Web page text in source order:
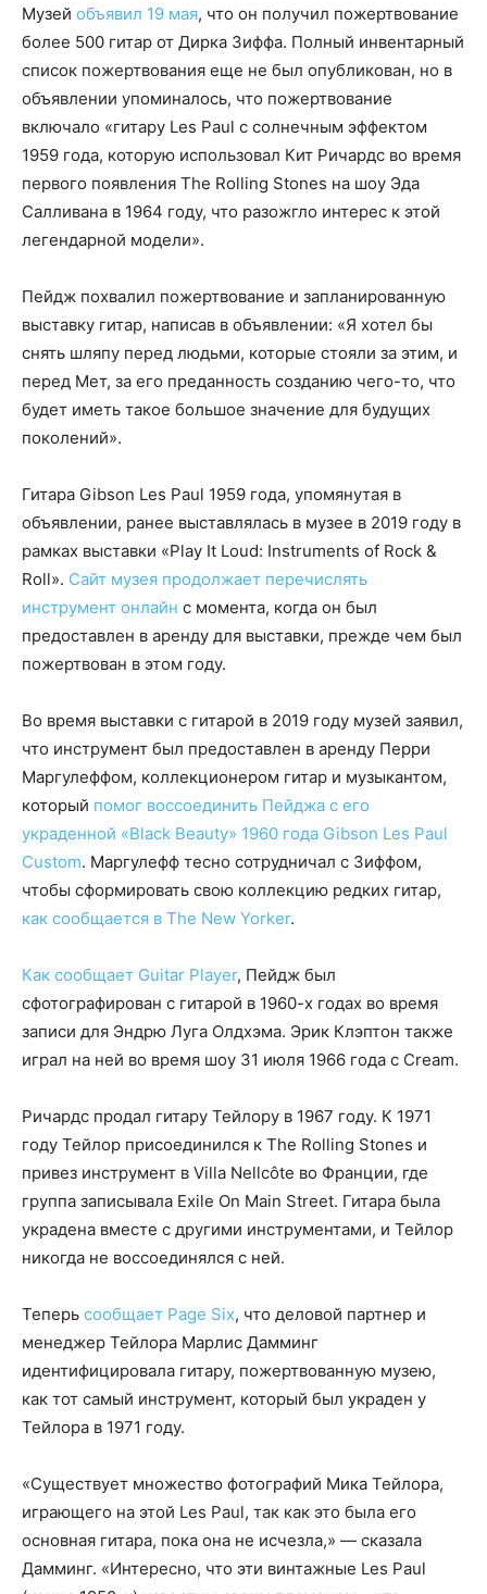
Музей объявил 19 мая, что он получил пожертвование
более 500 гитар от Дирка Зиффа. Полный инвентарный
список пожертвования еще не был опубликован, но в
объявлении упоминалось, что пожертвование
включало «гитару Les Paul с солнечным эффектом
1959 года, которую использовал Кит Ричардс во время
первого появления The Rolling Stones на шоу Эда
Салливана в 1964 году, что разожгло интерес к этой
легендарной модели».
Пейдж похвалил пожертвование и запланированную
выставку гитар, написав в объявлении: «Я хотел бы
снять шляпу перед людьми, которые стояли за этим, и
перед Мет, за его преданность созданию чего-то, что
будет иметь такое большое значение для будущих
поколений».
Гитара Gibson Les Paul 1959 года, упомянутая в
объявлении, ранее выставлялась в музее в 2019 году в
рамках выставки «Play It Loud: Instruments of Rock &
Roll». Сайт музея продолжает перечислять
инструмент онлайн с момента, когда он был
предоставлен в аренду для выставки, прежде чем был
пожертвован в этом году.
Во время выставки с гитарой в 2019 году музей заявил,
что инструмент был предоставлен в аренду Перри
Маргулеффом, коллекционером гитар и музыкантом,
который помог воссоединить Пейджа с его
украденной «Black Beauty» 1960 года Gibson Les Paul
Custom. Маргулефф тесно сотрудничал с Зиффом,
чтобы сформировать свою коллекцию редких гитар,
как сообщается в The New Yorker.
Как сообщает Guitar Player, Пейдж был
сфотографирован с гитарой в 1960-х годах во время
записи для Эндрю Луга Олдхэма. Эрик Клэптон также
играл на ней во время шоу 31 июля 1966 года с Cream.
Ричардс продал гитару Тейлору в 1967 году. К 1971
году Тейлор присоединился к The Rolling Stones и
привез инструмент в Villa Nellcôte во Франции, где
группа записывала Exile On Main Street. Гитара была
украдена вместе с другими инструментами, и Тейлор
никогда не воссоединялся с ней.
Теперь сообщает Page Six, что деловой партнер и
менеджер Тейлора Марлис Дамминг
идентифицировала гитару, пожертвованную музею,
как тот самый инструмент, который был украден у
Тейлора в 1971 году.
«Существует множество фотографий Мика Тейлора,
играющего на этой Les Paul, так как это была его
основная гитара, пока она не исчезла,» — сказала
Дамминг. «Интересно, что эти винтажные Les Paul